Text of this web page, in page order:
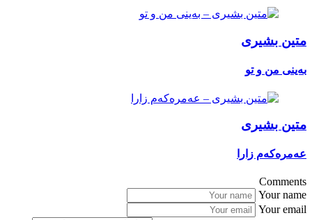
بشیری
من و تو
بشیری
زارا
Your
Your